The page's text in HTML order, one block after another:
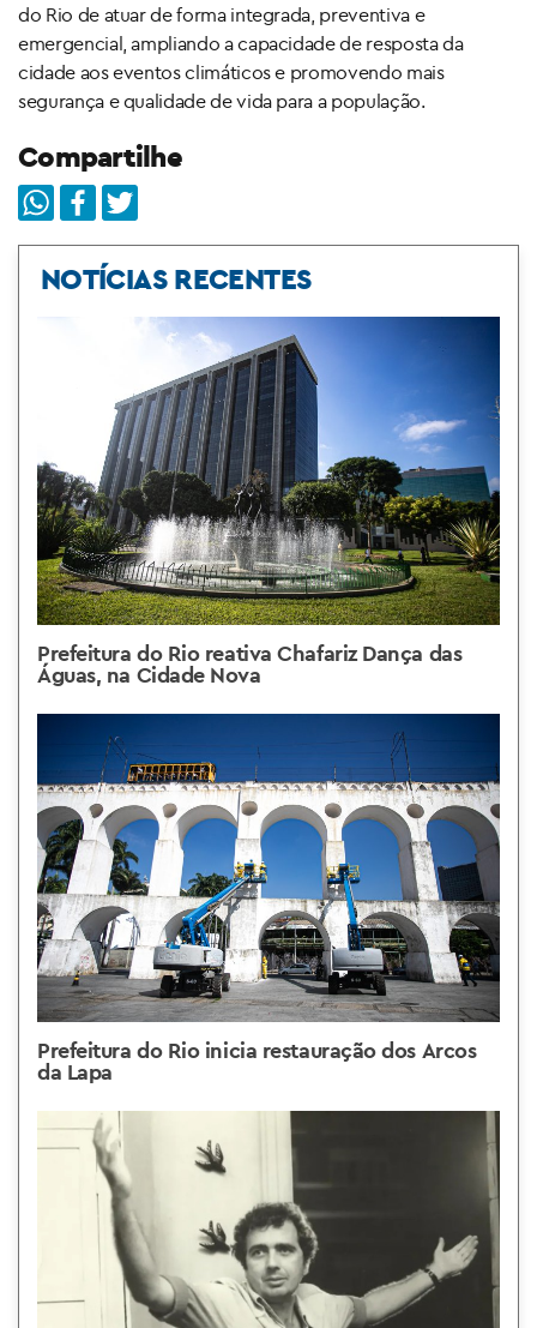
do Rio de atuar de forma integrada, preventiva e
emergencial, ampliando a capacidade de resposta da
cidade aos eventos climáticos e promovendo mais
segurança e qualidade de vida para a população.
Compartilhe
NOTÍCIAS RECENTES
Prefeitura do Rio reativa Chafariz Dança das
Águas, na Cidade Nova
Prefeitura do Rio inicia restauração dos Arcos
da Lapa